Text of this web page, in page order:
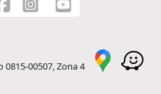
0815-00507, Zona 4